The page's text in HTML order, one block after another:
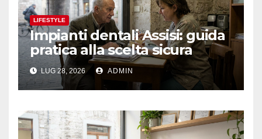
LIFESTYLE
Impianti dentali Assisi: guida
pratica alla scelta sicura
LUG 28, 2026 ADMIN